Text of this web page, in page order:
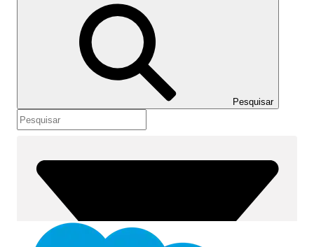
Mostrar índice
Índice
Pesquisar